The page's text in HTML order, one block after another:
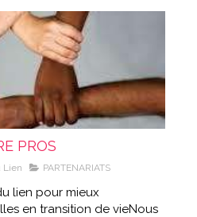
PROS
Lien PARTENARIATS
lien pour mieux
en transition de vieNous